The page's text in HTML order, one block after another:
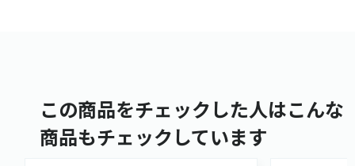
この商品をチェックした人はこんな
商品もチェックしています